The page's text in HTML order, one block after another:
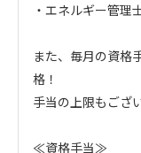
・エネルギー管理
また、毎月の資格
格！
手当の上限もござ
≪資格手当≫